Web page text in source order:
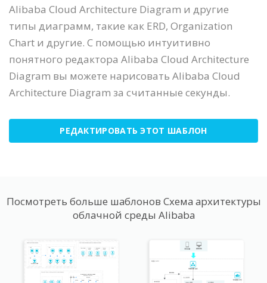
Alibaba Cloud Architecture Diagram и другие
типы диаграмм, такие как ERD, Organization
Chart и другие. С помощью интуитивно
понятного редактора Alibaba Cloud Architecture
Diagram вы можете нарисовать Alibaba Cloud
Architecture Diagram за считанные секунды.
РЕДАКТИРОВАТЬ ЭТОТ ШАБЛОН
Посмотреть больше шаблонов Схема архитектуры
облачной среды Alibaba